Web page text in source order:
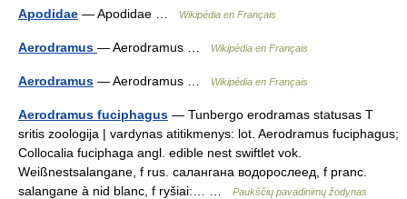
Apodidae — Apodidae … Wikipédia en Français
Aerodramus — Aerodramus … Wikipédia en Français
Aerodramus — Aerodramus … Wikipédia en Français
Aerodramus fuciphagus — Tunbergo erodramas statusas T
sritis zoologija | vardynas atitikmenys: lot. Aerodramus fuciphagus;
Collocalia fuciphaga angl. edible nest swiftlet vok.
Weißnestsalangane, f rus. салангана водорослеед, f pranc.
salangane à nid blanc, f ryšiai:… …
Paukščių pavadinimų žodynas